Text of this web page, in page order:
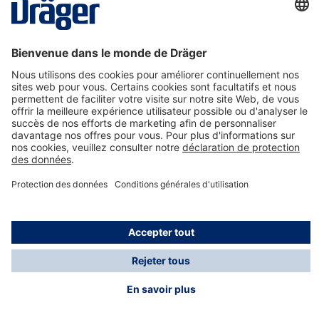
La technologie
Nous contacter
A propos de Dräger
Informations
*Les taxes et les frais d'expédition ne sont pas inclus
dans les prix indiqués, sauf mention contraire. Des frais
supplémentaires peuvent s'appliquer.